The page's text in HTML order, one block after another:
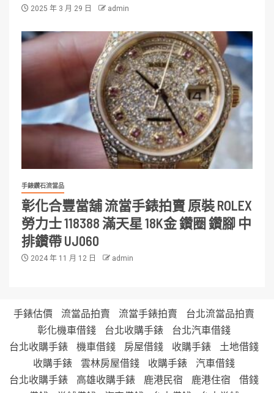
2025 年 3 月 29 日 admin
手錶鑽石流當品
彰化合豐當舖 流當手錶拍賣 原裝 ROLEX
勞力士 118388 滿天星 18K金 鑽圈 鑽腳 中
排鑽帶 UJ060
2024 年 11 月 12 日 admin
手錶估價 流當品拍賣 流當手錶拍賣
台北流當品拍賣
彰化機車借錢
台北收購手錶
台北汽車借錢
台北收購手錶
機車借錢 房屋借錢 收購手錶
土地借錢
收購手錶
雲林房屋借錢 收購手錶
汽車借錢
台北收購手錶
高雄收購手錶 鹿港民宿 鹿港住宿
借錢